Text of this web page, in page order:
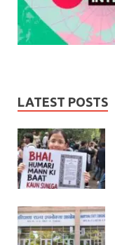
LATEST POSTS